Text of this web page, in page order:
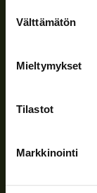
valinta
Välttämätön
Mieltymykset
Tilastot
Markkinointi